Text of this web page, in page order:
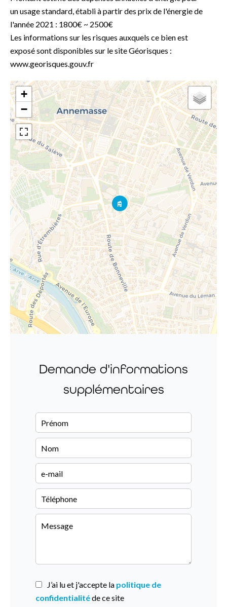
un usage standard, établi à partir des prix de l'énergie de
l'année 2021 : 1800€ ~ 2500€
Les informations sur les risques auxquels ce bien est
exposé sont disponibles sur le site Géorisques :
www.georisques.gouv.fr
+
−
Demande d'informations
supplémentaires
J’ai lu et j'accepte la politique de
confidentialitéde ce site